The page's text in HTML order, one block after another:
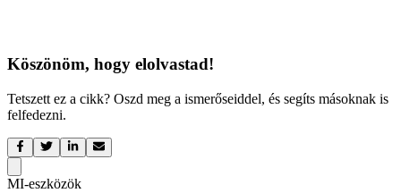
Köszönöm, hogy elolvastad!
Tetszett ez a cikk? Oszd meg a ismerőseiddel, és segíts másoknak is
felfedezni.
MI-eszközök